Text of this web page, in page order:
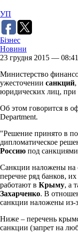
УП
Бізнес
Новини
23 грудня 2015 — 08:41
Министерство
ужесточении санкций
юридических лиц, при
Об этом говорится в
Department.
"Решение принято в
дипломатическое
Россию под
Санкции наложены на
перечне ряд банков,
работают в Крыму, а
Захарченко. В
санкции наложены из-
Ниже – перечень
санкции (запрет на